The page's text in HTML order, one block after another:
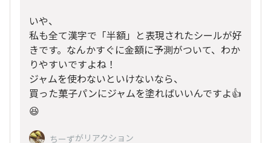
いや、
私も全て漢字で「半額」と表現されたシールが好
きです。なんかすぐに金額に予測がついて、わか
りやすいですよね！
ジャムを使わないといけないなら、
買った菓子パンにジャムを塗ればいいんですよ👍
😆
ちーずがリアクション